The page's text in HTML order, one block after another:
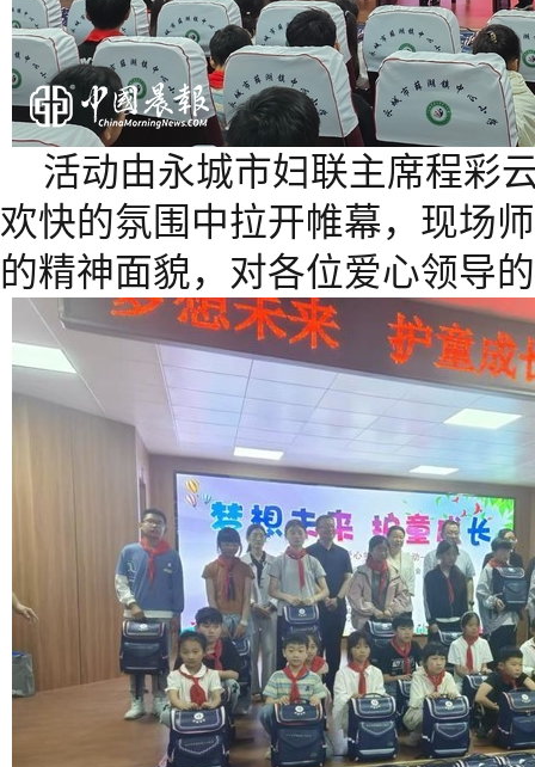
活动由永城市妇联主席程彩
欢快的氛围中拉开帷幕，现场
的精神面貌，对各位爱心领导